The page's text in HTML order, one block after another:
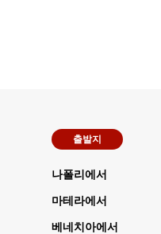
출발지
나폴리에서
마테라에서
베네치아에서